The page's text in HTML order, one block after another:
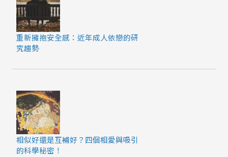
重新擁抱安全感：近年成人依戀的研
究趨勢
相似好還是互補好？四個相愛與吸引
的科學秘密！